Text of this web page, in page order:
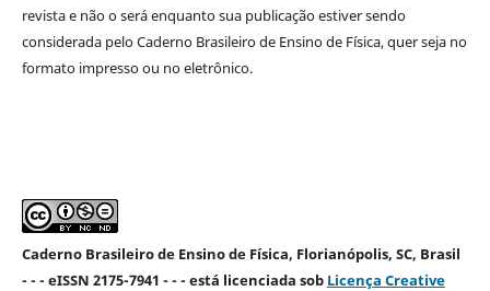
revista e não o será enquanto sua publicação estiver sendo
considerada pelo Caderno Brasileiro de Ensino de Física, quer seja no
formato impresso ou no eletrônico.
Caderno Brasileiro de Ensino de Física, Florianópolis, SC, Brasil
- - - eISSN 2175-7941 - - - está licenciada sob Licença Creative